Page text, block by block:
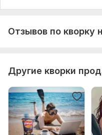
Отзывов по кворку
Другие кворки